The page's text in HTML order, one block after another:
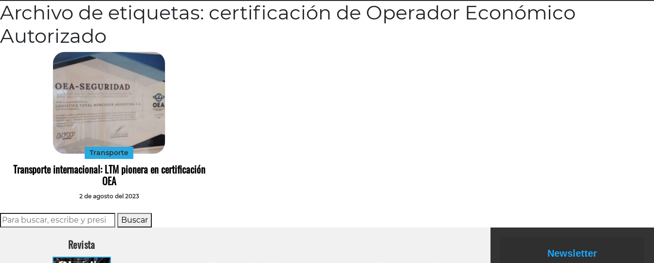
Abastecimiento y compras
Calendario Editorial
Ediciones Anteriores
Publicidad Display
Archivo de etiquetas: certificación de Operador Económico
Autorizado
Transporte
Transporte internacional: LTM pionera en certificación
OEA
2 de agosto del 2023
Buscar
Revista
Newsletter